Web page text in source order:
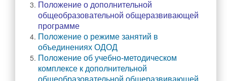
ЦОС
Наставничество
Музей «Десант Памяти. Лиговский рубеж»
Знакомство с музеем
Нормативные документы музея
Положение о дополнительной
общеобразовательной общеразвивающей
программе
Положение о режиме занятий в
объединениях ОДОД
Положение об учебно-методическом
комплексе к дополнительной
общеобразовательной общеразвивающей